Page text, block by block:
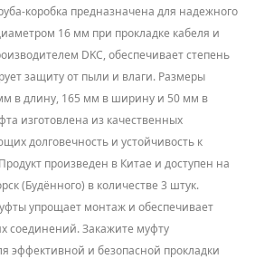
коробка предназначена для надежного
16 мм при прокладке кабеля и
DKC, обеспечивает степень
защиту от пыли и влаги. Размеры
в длину, 165 мм в ширину и 50 мм в
изготовлена из качественных
долговечность и устойчивость к
произведен в Китае и доступен на
(Будённого) в количестве 3 штук.
упрощает монтаж и обеспечивает
соединений. Закажите муфту
эффективной и безопасной прокладки